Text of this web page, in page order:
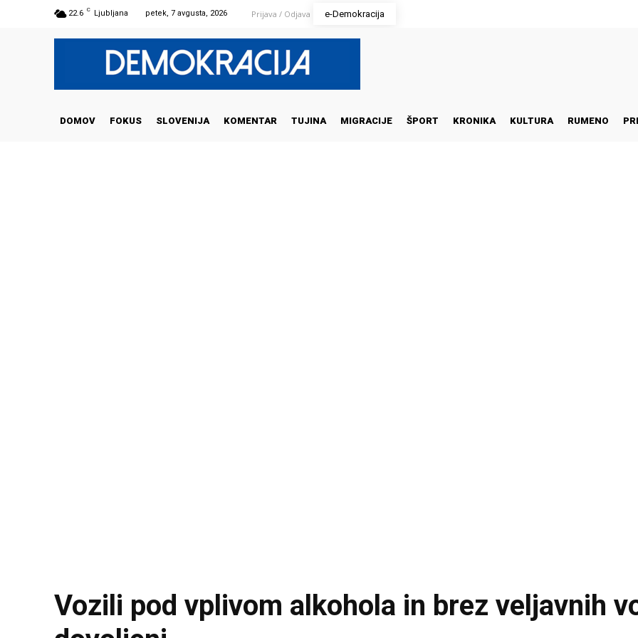
22.6 C Ljubljana petek, 7 avgusta, 2026 Prijava / Odjava e-Demokracija
DOMOV FOKUS SLOVENIJA KOMENTAR TUJINA MIGRACIJE ŠPORT KRONIKA KULTURA RUMENO
Vozili pod vplivom alkohola in brez veljavnih